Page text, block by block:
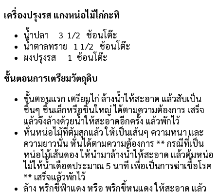
เครื่องปรุงรส แกงหน่อไม้ไก่กะทิ
น้ำปลา 3 1/2 ช้อนโต๊ะ
น้ำตาลทราย 1 1/2 ช้อนโต๊ะ
ผงปรุงรส 1 ช้อนโต๊ะ
ขั้นตอนการเตรียมวัตถุดิบ
ขั้นตอนแรก เตรียมไก่ ล้างน้ำให้สะอาด แล้วสับเป็น
ชิ้นๆ ชิ้นเล็กหรือชิ้นใหญ่ ได้ตามความต้องการ เสร็จ
แล้วจึงล้างด้วยน้ำให้สะอาดอีกครั้ง แล้วพักไว้
หั่นหน่อไม้ที่ต้มสุกแล้ว ให้เป็นเส้นๆ ความหนา และ
ความยาวนั่น หั่นได้ตามความต้องการ ** กรณีที่เป็น
หน่อไม้เส้นดอง ให้นำมาล้างน้ำให้สะอาด แล้วต้มหน่อ
ไม้ให้น้ำเดือดประมาณ 5 นาที เพื่อเป็นการฆ่าเชื้อโรค
** เสร็จแล้วพักไว้
ล้าง พริกชี้ฟ้าแดง หรือ พริกขี้หนูแดง ให้สะอาด แล้ว